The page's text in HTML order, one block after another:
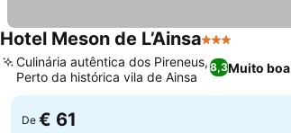
Hotel Meson de L’Ainsa3 Estrelas
8,3Muito boa
Culinária autêntica dos Pireneus,
Perto da histórica vila de Ainsa
De € 61